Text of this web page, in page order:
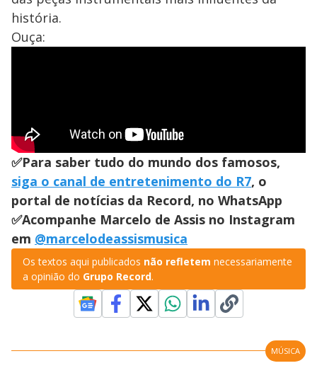
história.
Ouça:
✅Para saber tudo do mundo dos famosos,
siga o canal de entretenimento do R7, o
portal de notícias da Record, no WhatsApp
✅Acompanhe Marcelo de Assis no Instagram
em @marcelodeassismusica
Os textos aqui publicados não refletem necessariamente
a opinião do Grupo Record.
MÚSICA